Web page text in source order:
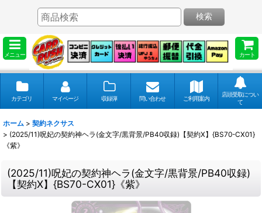
メニュー カート
検索
カテゴリ マイページ 収録弾 問い合わせ ご利用案内
店頭受取につい
て
ホーム > 契約ネクサス
> (2025/11)呪妃の契約神ヘラ(金文字/黒背景/PB40収録)【契約X】{BS70-CX01}
《紫》
(2025/11)呪妃の契約神ヘラ(金文字/黒背景/PB40収録)
【契約X】{BS70-CX01}《紫》